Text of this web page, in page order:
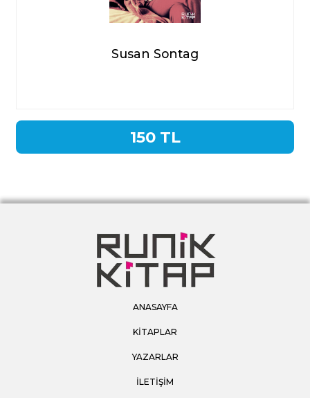
Susan Sontag
150 TL
ANASAYFA
KİTAPLAR
YAZARLAR
İLETİŞİM